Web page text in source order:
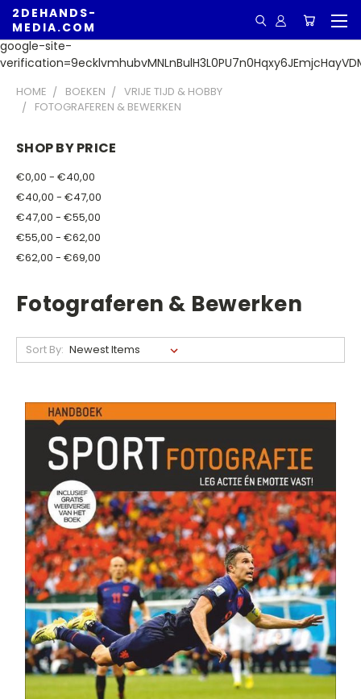
google-site-
2DEHANDS-
MEDIA.COM
HOME BOEKEN
VRIJE TIJD & HOBBY
FOTOGRAFEREN & BEWERKEN
SHOP BY PRICE
€0,00 - €40,00
€40,00 - €47,00
€47,00 - €55,00
€55,00 - €62,00
€62,00 - €69,00
Fotograferen & Bewerken
Sort By: